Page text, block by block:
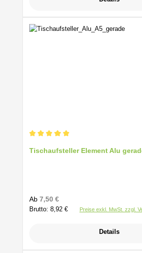
Tischaufsteller Element Alu
Regulärer Preis:
Ab 7,50 €
Brutto: 8,92 € Preise exkl. MwSt. zzgl.
Details